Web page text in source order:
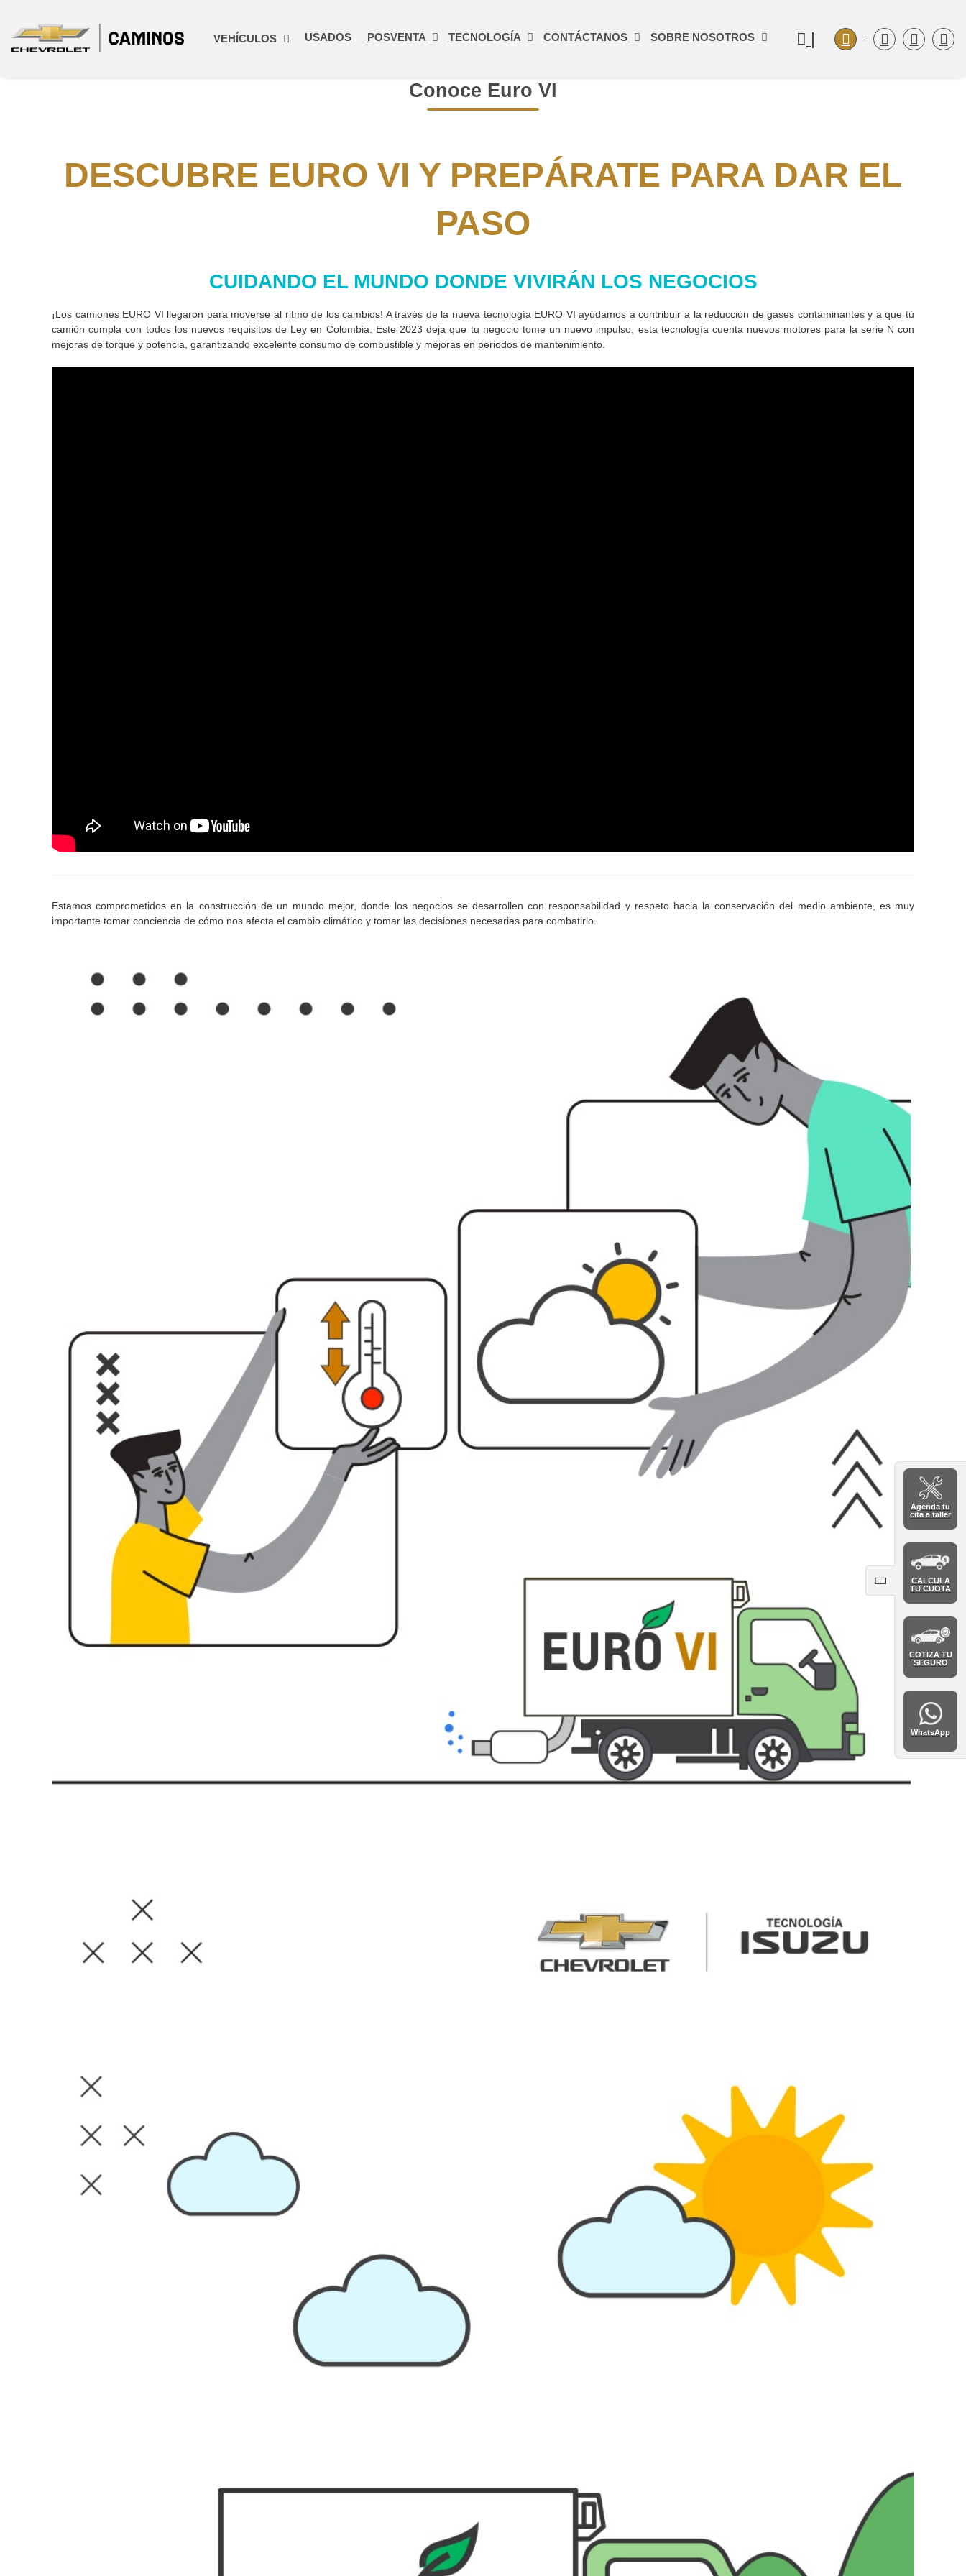
VEHÍCULOS USADOS POSVENTA TECNOLOGÍA CONTÁCTANOS SOBRE NOSOTROS | -
Agenda tu
cita a taller
CALCULA
TU CUOTA
COTIZA TU
SEGURO
WhatsApp
Conoce Euro VI
DESCUBRE EURO VI Y PREPÁRATE PARA DAR EL
PASO
CUIDANDO EL MUNDO DONDE VIVIRÁN LOS NEGOCIOS
¡Los camiones EURO VI llegaron para moverse al ritmo de los cambios! A través de la nueva tecnología EURO VI ayúdamos a contribuir a la reducción de gases contaminantes y a que tú
camión cumpla con todos los nuevos requisitos de Ley en Colombia. Este 2023 deja que tu negocio tome un nuevo impulso, esta tecnología cuenta nuevos motores para la serie N con
mejoras de torque y potencia, garantizando excelente consumo de combustible y mejoras en periodos de mantenimiento.
Estamos comprometidos en la construcción de un mundo mejor, donde los negocios se desarrollen con responsabilidad y respeto hacia la conservación del medio ambiente, es muy
importante tomar conciencia de cómo nos afecta el cambio climático y tomar las decisiones necesarias para combatirlo.